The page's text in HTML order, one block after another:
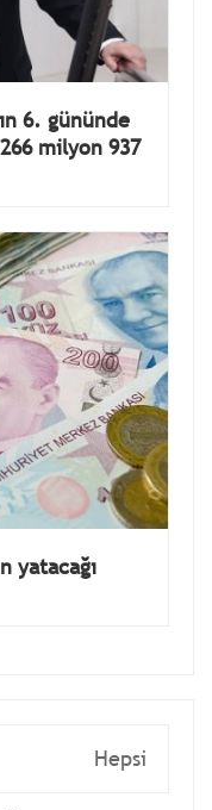
6. gününde
milyon 937
yatacağı
Hepsi